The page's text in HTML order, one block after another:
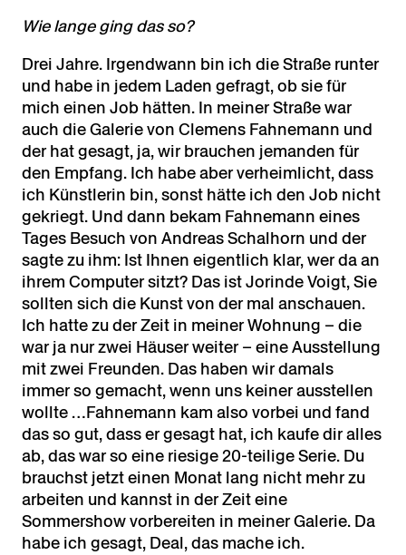
Wie lange ging das so?
Drei Jahre. Irgendwann bin ich die Straße runter
und habe in jedem Laden gefragt, ob sie für
mich einen Job hätten. In meiner Straße war
auch die Galerie von Clemens Fahnemann und
der hat gesagt, ja, wir brauchen jemanden für
den Empfang. Ich habe aber verheimlicht, dass
ich Künstlerin bin, sonst hätte ich den Job nicht
gekriegt. Und dann bekam Fahnemann eines
Tages Besuch von Andreas Schalhorn und der
sagte zu ihm: Ist Ihnen eigentlich klar, wer da an
ihrem Computer sitzt? Das ist Jorinde Voigt, Sie
sollten sich die Kunst von der mal anschauen.
Ich hatte zu der Zeit in meiner Wohnung – die
war ja nur zwei Häuser weiter – eine Ausstellung
mit zwei Freunden. Das haben wir damals
immer so gemacht, wenn uns keiner ausstellen
wollte …Fahnemann kam also vorbei und fand
das so gut, dass er gesagt hat, ich kaufe dir alles
ab, das war so eine riesige 20-teilige Serie. Du
brauchst jetzt einen Monat lang nicht mehr zu
arbeiten und kannst in der Zeit eine
Sommershow vorbereiten in meiner Galerie. Da
habe ich gesagt, Deal, das mache ich.